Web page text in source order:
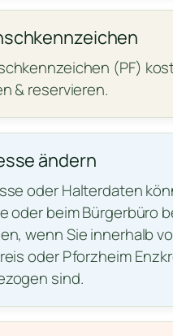
(PF)
& reservieren.
ändern
oder Halterdaten
oder beim Bürgerbüro
wenn Sie innerhalb
oder Pforzheim
sind.